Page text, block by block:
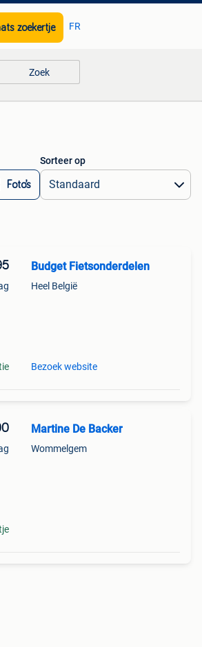
zoekertje FR
Zoek
Foto’s
Sorteer op
Budget Fietsonderdelen
Heel België
Bezoek website
Martine De Backer
Wommelgem